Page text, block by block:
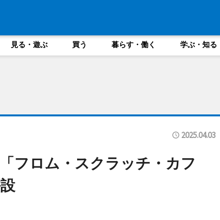
見る・遊ぶ 買う 暮らす・働く 学ぶ・知る
2025.04.03
フロム・スクラッチ・カフ